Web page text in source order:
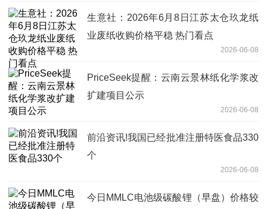
生意社：2026年6月8日江苏太仓玖龙纸
业废纸收购价格平稳 热门看点
2026-06-08
PriceSeek提醒：云南云景林纸化学浆改
扩建项目公示
2026-06-08
前沿资讯!我国已经批准注册特医食品330
个
2026-06-08
今日MMLC电池级碳酸锂（早盘）价格较